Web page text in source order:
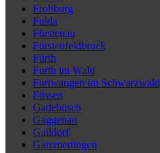
Frohburg
Fulda
Fürstenau
Fürstenfeldbruck
Fürth
Furth im Wald
Furtwangen im Schwarzwald
Füssen
Gadebusch
Gaggenau
Gaildorf
Gammertingen